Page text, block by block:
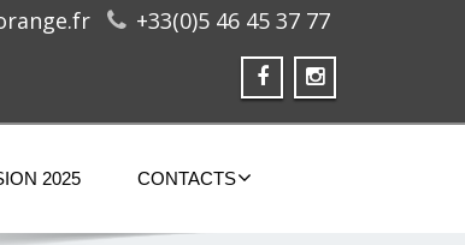
+33(0)5 46 45 37 77
2025 CONTACTS